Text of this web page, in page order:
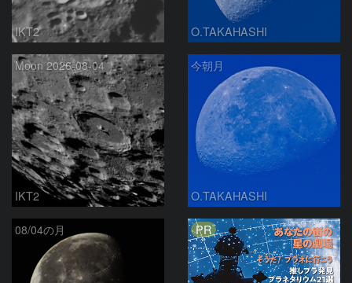
IKT2 O.TAKAHASHI
Moon 2026-08-04
IKT2
今朝月
O.TAKAHASHI
08/04の月 PR